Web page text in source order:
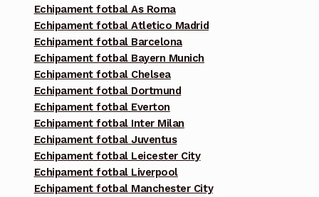
Echipament fotbal As Roma
Echipament fotbal Atletico Madrid
Echipament fotbal Barcelona
Echipament fotbal Bayern Munich
Echipament fotbal Chelsea
Echipament fotbal Dortmund
Echipament fotbal Everton
Echipament fotbal Inter Milan
Echipament fotbal Juventus
Echipament fotbal Leicester City
Echipament fotbal Liverpool
Echipament fotbal Manchester City